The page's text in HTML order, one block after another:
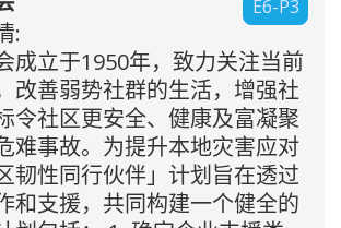
E6-P3
:
成立于1950年，致力关注当前
改善弱势社群的生活，增强社
令社区更安全、健康及富凝聚
难事故。为提升本地灾害应对
韧性同行伙伴」计划旨在透过
和支援，共同构建一个健全的